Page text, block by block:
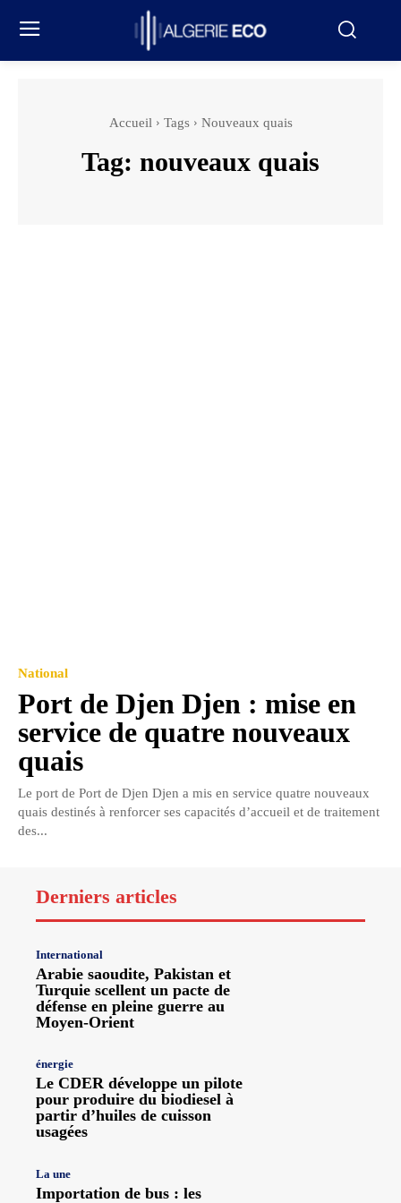
Accueil Tags Nouveaux quais
Tag: nouveaux quais
National
Port de Djen Djen : mise en
service de quatre nouveaux
quais
Le port de Port de Djen Djen a mis en service quatre nouveaux
quais destinés à renforcer ses capacités d’accueil et de traitement
des...
Derniers articles
International
Arabie saoudite, Pakistan et
Turquie scellent un pacte de
défense en pleine guerre au
Moyen-Orient
énergie
Le CDER développe un pilote
pour produire du biodiesel à
partir d’huiles de cuisson
usagées
La une
Importation de bus : les